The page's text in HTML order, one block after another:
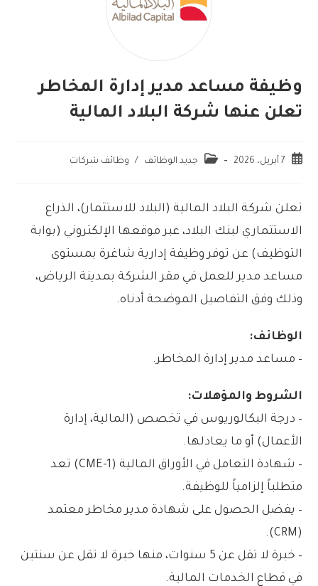
وظيفة مساعد مدير إدارة المخاطر
تعلن عنها شركة البلاد المالية
7 أبريل، 2026 جديد الوظائف / وظائف شركات
تعلن شركة البلاد المالية (البلاد للاستثمار)، الذراع
الاستثماري لبنك البلاد، عبر موقعها الإلكتروني (بوابة
التوظيف) عن توفر وظيفة إدارية شاغرة بمستوى
مساعد مدير للعمل في مقر الشركة بمدينة الرياض،
وذلك وفق التفاصيل الموضحة أدناه.
الوظائف:
– مساعد مدير إدارة المخاطر.
الشروط والمؤهلات:
– درجة البكالوريوس في تخصص (المالية، إدارة
الأعمال) أو ما يعادلها.
– شهادة التعامل في الأوراق المالية (CME-1) تعد
متطلباً إلزامياً للوظيفة.
– يفضل الحصول على شهادة مدير مخاطر معتمد
(CRM).
– خبرة لا تقل عن 5 سنوات، منها خبرة لا تقل عن سنتين
في قطاع الخدمات المالية.